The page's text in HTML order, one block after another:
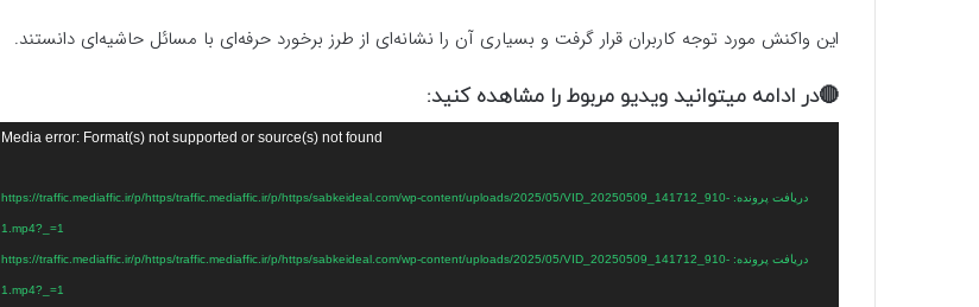
این واکنش مورد توجه کاربران قرار گرفت و بسیاری آن را نشانه‌ای از طرز برخورد حرفه‌ای با مسائل حاشیه‌ای دانستند.
🔴در ادامه میتوانید ویدیو مربوط را مشاهده کنید:
Media error: Format(s) not supported or source(s) not found
دریافت پرونده: https://traffic.mediaffic.ir/p/https/traffic.mediaffic.ir/p/https/sabkeideal.com/wp-content/uploads/2025/05/VID_20250509_141712_910-
1.mp4?_=1
دریافت پرونده: https://traffic.mediaffic.ir/p/https/traffic.mediaffic.ir/p/https/sabkeideal.com/wp-content/uploads/2025/05/VID_20250509_141712_910-
1.mp4?_=1